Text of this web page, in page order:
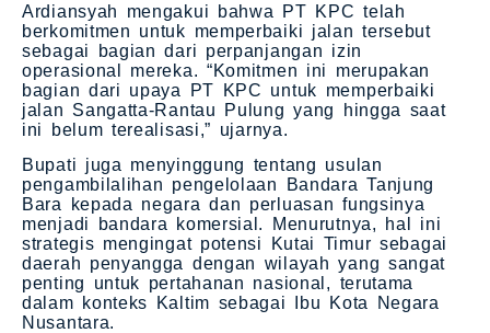
Ardiansyah mengakui bahwa PT KPC telah
berkomitmen untuk memperbaiki jalan tersebut
sebagai bagian dari perpanjangan izin
operasional mereka. “Komitmen ini merupakan
bagian dari upaya PT KPC untuk memperbaiki
jalan Sangatta-Rantau Pulung yang hingga saat
ini belum terealisasi,” ujarnya.
Bupati juga menyinggung tentang usulan
pengambilalihan pengelolaan Bandara Tanjung
Bara kepada negara dan perluasan fungsinya
menjadi bandara komersial. Menurutnya, hal ini
strategis mengingat potensi Kutai Timur sebagai
daerah penyangga dengan wilayah yang sangat
penting untuk pertahanan nasional, terutama
dalam konteks Kaltim sebagai Ibu Kota Negara
Nusantara.